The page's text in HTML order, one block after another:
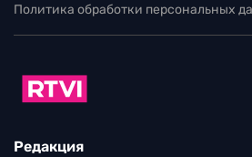
Политика обработки персональных
Редакция